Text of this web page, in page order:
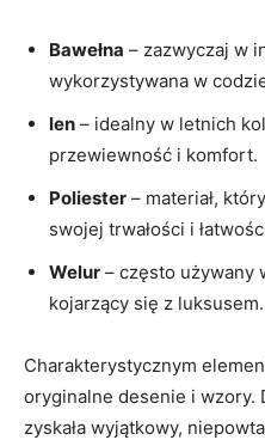
Bawełna – zazwyczaj w
wykorzystywana w
len – idealny w letnich
przewiewność i komfort.
Poliester – materiał,
swojej trwałości i
Welur – często używany
kojarzący się z luksusem.
Charakterystycznym
oryginalne desenie i wzory.
zyskała wyjątkowy,